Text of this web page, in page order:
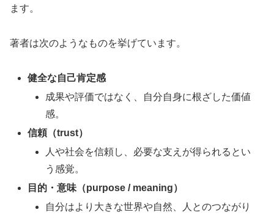
ます。
著者は次のようなものを挙げています。
健全な自己肯定感
成果や評価ではなく、自分自身に根ざした価値
感。
信頼（trust）
人や社会を信頼し、必要な支えが得られるとい
う感覚。
目的・意味（purpose / meaning）
自分はより大きな世界や自然、人とのつながり